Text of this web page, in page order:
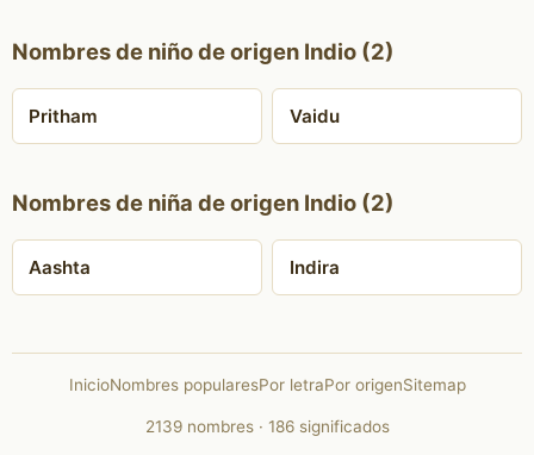
Nombres de niño de origen Indio (2)
Pritham Vaidu
Nombres de niña de origen Indio (2)
Aashta Indira
InicioNombres popularesPor letraPor origenSitemap
2139 nombres · 186 significados